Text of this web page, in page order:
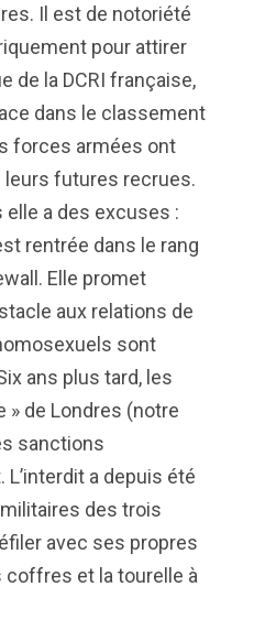
Il est de notoriété
pour attirer
de la DCRI française,
dans le classement
forces armées ont
leurs futures recrues.
a des excuses :
rentrée dans le rang
Elle promet
aux relations de
sont
ans plus tard, les
» de Londres (notre
sanctions
a depuis été
des trois
avec ses propres
coffres et la tourelle à